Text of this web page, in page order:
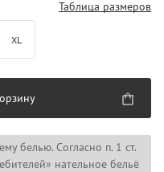
Таблица размеров
XL
белью. Согласно п. 1 ст.
нательное бельё